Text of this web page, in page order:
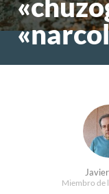
Miembro de